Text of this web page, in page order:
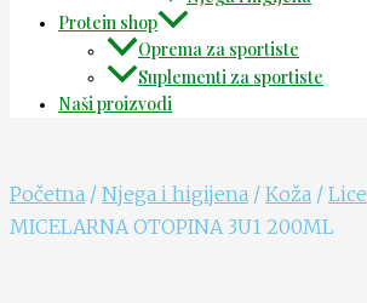
Protein shop
Oprema za sportiste
Suplementi za sportiste
Naši proizvodi
Početna / Njega i higijena / Koža / Lice
MICELARNA OTOPINA 3U1 200ML